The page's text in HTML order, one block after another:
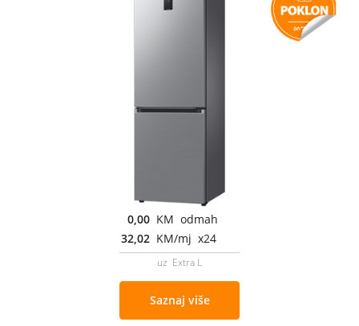
0,00 KM odmah
32,02 KM/mj x24
uz Extra L
Saznaj više